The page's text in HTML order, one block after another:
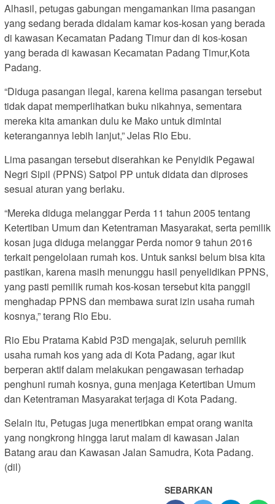
Alhasil, petugas gabungan mengamankan lima pasangan
yang sedang berada didalam kamar kos-kosan yang berada
di kawasan Kecamatan Padang Timur dan di kos-kosan
yang berada di kawasan Kecamatan Padang Timur,Kota
Padang.
“Diduga pasangan ilegal, karena kelima pasangan tersebut
tidak dapat memperlihatkan buku nikahnya, sementara
mereka kita amankan dulu ke Mako untuk dimintai
keterangannya lebih lanjut,” Jelas Rio Ebu.
Lima pasangan tersebut diserahkan ke Penyidik Pegawai
Negri Sipil (PPNS) Satpol PP untuk didata dan diproses
sesuai aturan yang berlaku.
“Mereka diduga melanggar Perda 11 tahun 2005 tentang
Ketertiban Umum dan Ketentraman Masyarakat, serta pemilik
kosan juga diduga melanggar Perda nomor 9 tahun 2016
terkait pengelolaan rumah kos. Untuk sanksi belum bisa kita
pastikan, karena masih menunggu hasil penyelidikan PPNS,
yang pasti pemilik rumah kos-kosan tersebut kita panggil
menghadap PPNS dan membawa surat izin usaha rumah
kosnya,” terang Rio Ebu.
Rio Ebu Pratama Kabid P3D mengajak, seluruh pemilik
usaha rumah kos yang ada di Kota Padang, agar ikut
berperan aktif dalam melakukan pengawasan terhadap
penghuni rumah kosnya, guna menjaga Ketertiban Umum
dan Ketentraman Masyarakat terjaga di Kota Padang.
Selain itu, Petugas juga menertibkan empat orang wanita
yang nongkrong hingga larut malam di kawasan Jalan
Batang arau dan Kawasan Jalan Samudra, Kota Padang.
(dil)
SEBARKAN